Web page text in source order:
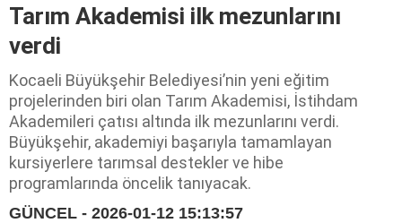
Tarım Akademisi ilk mezunlarını
verdi
Kocaeli Büyükşehir Belediyesi’nin yeni eğitim
projelerinden biri olan Tarım Akademisi, İstihdam
Akademileri çatısı altında ilk mezunlarını verdi.
Büyükşehir, akademiyi başarıyla tamamlayan
kursiyerlere tarımsal destekler ve hibe
programlarında öncelik tanıyacak.
GÜNCEL - 2026-01-12 15:13:57